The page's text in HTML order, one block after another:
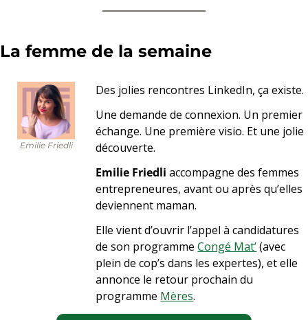
La femme de la semaine
Emilie Friedli
Des jolies rencontres LinkedIn, ça existe.
Une demande de connexion. Un premier
échange. Une première visio. Et une jolie
découverte.
Emilie Friedli accompagne des femmes
entrepreneures, avant ou après qu’elles
deviennent maman.
Elle vient d’ouvrir l’appel à candidatures
de son programme Congé Mat’ (avec
plein de cop’s dans les expertes), et elle
annonce le retour prochain du
programme Mères.